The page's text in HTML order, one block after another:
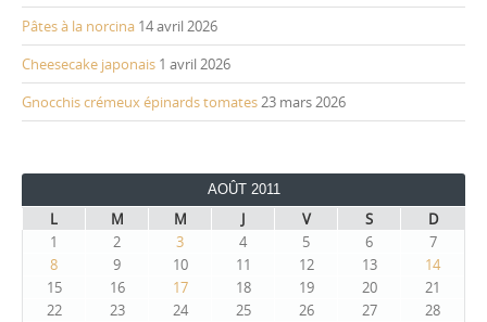
Pâtes à la norcina 14 avril 2026
Cheesecake japonais 1 avril 2026
Gnocchis crémeux épinards tomates23 mars 2026
AOÛT 2011
L M M J V S
D
1
2 3 4 5 6
7
8
9 10 11 12 13
14
15
16 17 18 19 20
21
22
23 24 25 26 27
28